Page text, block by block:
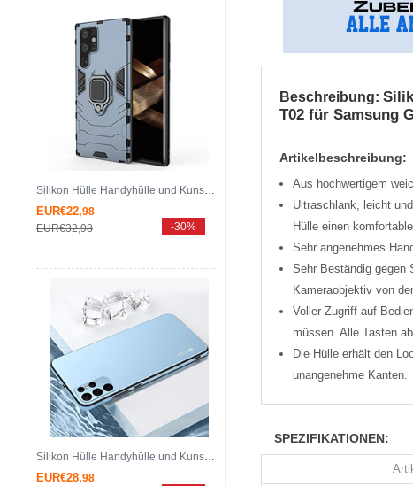
Beschreibung:
T02 für Samsung
Artikelbeschreibung:
Aus hochwertigem
Ultra­schlank, leicht
Hülle einen
Sehr angenehmes
Sehr Beständig gegen
Kameraobjektiv von
Voller Zugriff auf
müssen. Alle Tasten
Die Hülle erhält den
unangenehme Kanten.
SPEZIFIKATIONEN:
Silikon Hülle Handyhülle und Kunststoff Schutzhülle Hartschalen Tasche mit Magnetisch Fingerring Ständer für Samsung Galaxy S25 Ultra 5G Blau
EUR€22,98
EUR€32,98 -30%
Silikon Hülle Handyhülle und Kunststoff Schutzhülle Hartschalen Tasche für Samsung Galaxy S25 Ultra 5G Blau
EUR€28,98